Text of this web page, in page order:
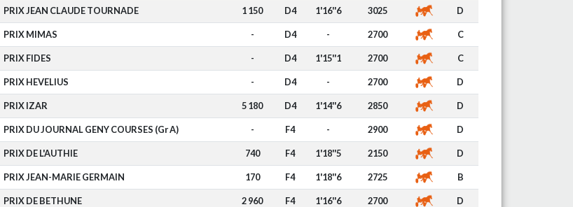
PRIX JEAN CLAUDE TOURNADE 1 150 D4 1'16''6 3025 D
PRIX MIMAS - D4 - 2700 C
PRIX FIDES - D4 1'15''1 2700 C
PRIX HEVELIUS - D4 - 2700 D
PRIX IZAR 5 180 D4 1'14''6 2850 D
PRIX DU JOURNAL GENY COURSES (Gr A) - F4 - 2900 D
PRIX DE L'AUTHIE 740 F4 1'18''5 2150 D
PRIX JEAN-MARIE GERMAIN 170 F4 1'18''6 2725 B
PRIX DE BETHUNE 2 960 F4 1'16''6 2700 D